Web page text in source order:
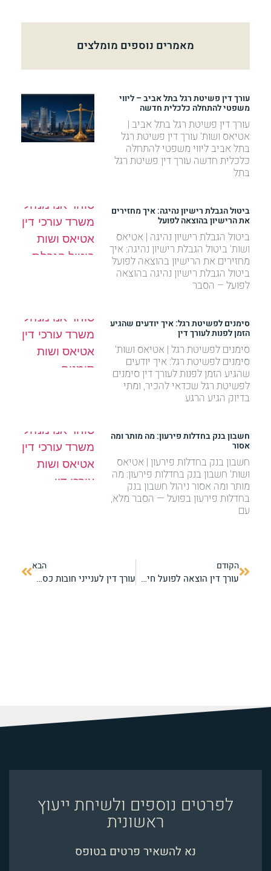
מאמרים נוספים מומלצים
עורך דין פשיטת רגל בתל אביב – ליווי
משפטי להתחלה כלכלית חדשה
עורך דין פשיטת רגל בתל אביב |
אטיאס ושות' עורך דין פשיטת רגל
בתל אביב ליווי משפטי להתחלה
כלכלית חדשה עורך דין פשיטת רגל
בתל
ביטול הגבלת רישיון נהיגה: איך מחזירים
את הרישיון בהוצאה לפועל
ביטול הגבלת רישיון נהיגה | אטיאס
ושות' ביטול הגבלת רישיון נהיגה: איך
מחזירים את הרישיון בהוצאה לפועל
ביטול הגבלת רישיון נהיגה בהוצאה
לפועל – הסבר
סימנים לפשיטת רגל: איך יודעים שהגיע
הזמן לפנות לעורך דין
סימנים לפשיטת רגל | אטיאס ושות'
סימנים לפשיטת רגל: איך יודעים
שהגיע הזמן לפנות לעורך דין סימנים
לפשיטת רגל שכדאי להכיר, ומתי
בדיוק הגיע הרגע
חשבון בנק בחדלות פירעון: מה מותר ומה
אסור
חשבון בנק בחדלות פירעון | אטיאס
ושות' חשבון בנק בחדלות פירעון: מה
מותר ומה אסור ניהול חשבון בנק
בחדלות פירעון בפועל — הסבר מלא,
עם
הקודם
עורך דין הוצאה לפועל חיפה – ביטול עיקולים והסדרי חובות
הבא
עורך דין לענייני חובות כספיים – המדריך ליציאה מהמשבר
לפרטים נוספים ולשיחת ייעוץ
ראשונית
נא להשאיר פרטים בטופס